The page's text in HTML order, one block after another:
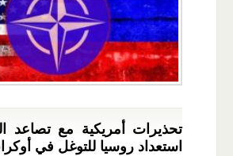
تحذيرات أمريكية مع تصاعد
استعداد روسيا للتوغل في